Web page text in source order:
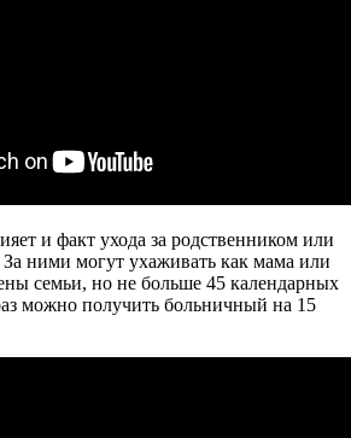
и факт ухода за родственником или
За ними могут ухаживать как мама или
семьи, но не больше 45 календарных
можно получить больничный на 15